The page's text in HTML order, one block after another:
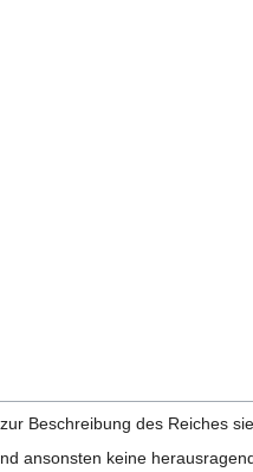
Beschreibung des Reiches
ansonsten keine